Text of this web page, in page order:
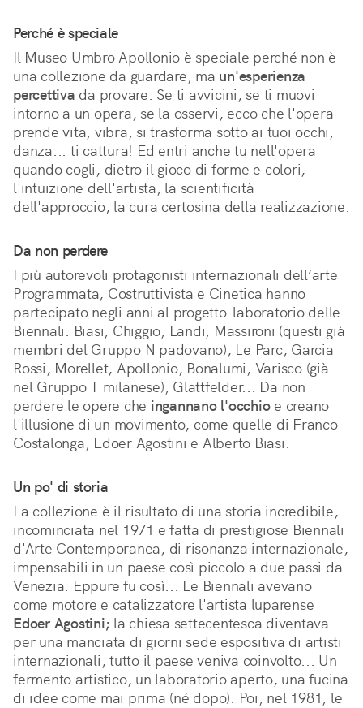
Perché è speciale
Il Museo Umbro Apollonio è speciale perché non è
una collezione da guardare, ma un'esperienza
percettiva da provare. Se ti avvicini, se ti muovi
intorno a un'opera, se la osservi, ecco che l'opera
prende vita, vibra, si trasforma sotto ai tuoi occhi,
danza... ti cattura! Ed entri anche tu nell'opera
quando cogli, dietro il gioco di forme e colori,
l'intuizione dell'artista, la scientificità
dell'approccio, la cura certosina della realizzazione.
Da non perdere
I più autorevoli protagonisti internazionali dell’arte
Programmata, Costruttivista e Cinetica hanno
partecipato negli anni al progetto-laboratorio delle
Biennali: Biasi, Chiggio, Landi, Massironi (questi già
membri del Gruppo N padovano), Le Parc, Garcia
Rossi, Morellet, Apollonio, Bonalumi, Varisco (già
nel Gruppo T milanese), Glattfelder... Da non
perdere le opere che ingannano l'occhioe creano
l'illusione di un movimento, come quelle di Franco
Costalonga, Edoer Agostini e Alberto Biasi.
Un po' di storia
La collezione è il risultato di una storia incredibile,
incominciata nel 1971 e fatta di prestigiose Biennali
d'Arte Contemporanea, di risonanza internazionale,
impensabili in un paese così piccolo a due passi da
Venezia. Eppure fu così... Le Biennali avevano
come motore e catalizzatore l'artista luparense
Edoer Agostini; la chiesa settecentesca diventava
per una manciata di giorni sede espositiva di artisti
internazionali, tutto il paese veniva coinvolto... Un
fermento artistico, un laboratorio aperto, una fucina
di idee come mai prima (né dopo). Poi, nel 1981, le